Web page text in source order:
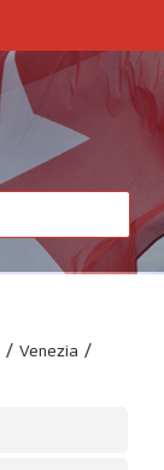
/ Venezia /